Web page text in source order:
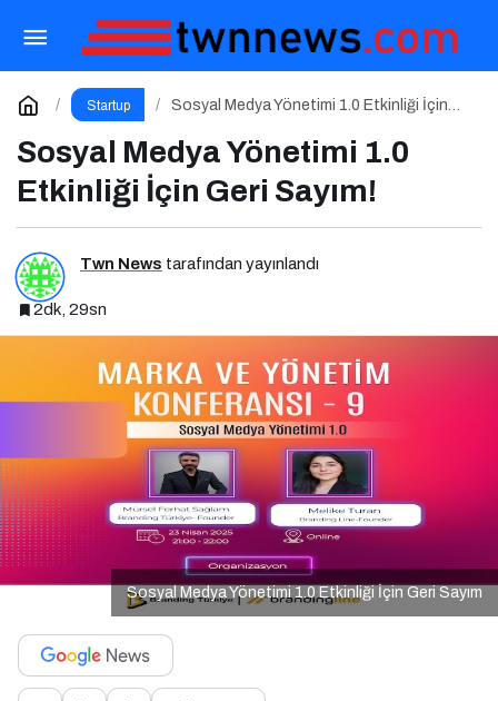
Startup
Sosyal Medya Yönetimi 1.0 Etkinliği İçin
Sosyal Medya Yönetimi 1.0
Etkinliği İçin Geri Sayım!
Twn News tarafından yayınlandı
2dk, 29sn
Sosyal Medya Yönetimi 1.0 Etkinliği İçin Geri Sayım
Marka 5.0 Zirvesi (2025) Gerçekleştirildi!
Yorum Yap